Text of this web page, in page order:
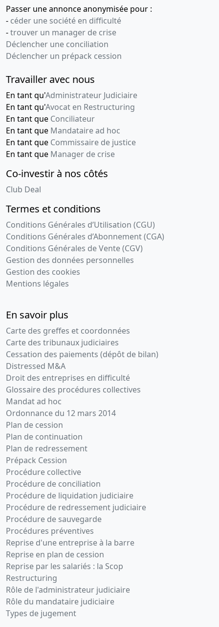
Passer une annonce anonymisée pour :
- céder une société en difficulté
-trouver un manager de crise
Déclencher une conciliation
Déclencher un prépack cession
Travailler avec nous
En tant qu'Administrateur Judiciaire
En tant qu'Avocat en Restructuring
En tant que Conciliateur
En tant que Mandataire ad hoc
En tant que Commissaire de justice
En tant que Manager de crise
Co-investir à nos côtés
Club Deal
Termes et conditions
Conditions Générales d’Utilisation (CGU)
Conditions Générales d’Abonnement (CGA)
Conditions Générales de Vente (CGV)
Gestion des données personnelles
Gestion des cookies
Mentions légales
En savoir plus
Carte des greffes et coordonnées
Carte des tribunaux judiciaires
Cessation des paiements (dépôt de bilan)
Distressed M&A
Droit des entreprises en difficulté
Glossaire des procédures collectives
Mandat ad hoc
Ordonnance du 12 mars 2014
Plan de cession
Plan de continuation
Plan de redressement
Prépack Cession
Procédure collective
Procédure de conciliation
Procédure de liquidation judiciaire
Procédure de redressement judiciaire
Procédure de sauvegarde
Procédures préventives
Reprise d'une entreprise à la barre
Reprise en plan de cession
Reprise par les salariés : la Scop
Restructuring
Rôle de l'administrateur judiciaire
Rôle du mandataire judiciaire
Types de jugement